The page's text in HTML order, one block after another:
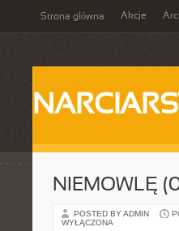
Strona główna Akcje
NIEMOWLĘ
POSTED BY ADMIN
WYŁĄCZONA